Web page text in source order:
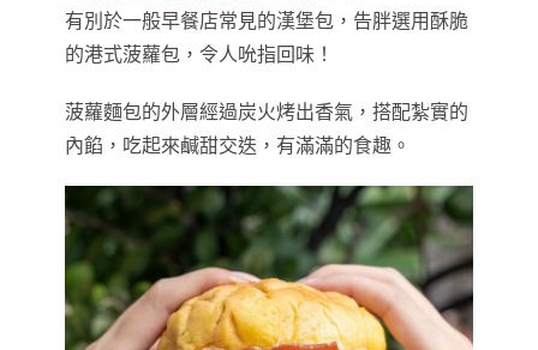
有別於一般早餐店常見的漢堡包，告胖選用酥脆
的港式菠蘿包，令人吮指回味！
菠蘿麵包的外層經過炭火烤出香氣，搭配紮實的
內餡，吃起來鹹甜交迭，有滿滿的食趣。